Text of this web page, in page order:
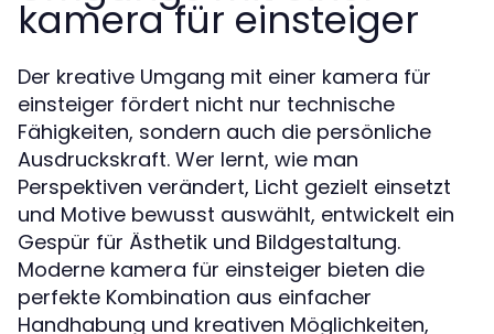
kamera für einsteiger
Der kreative Umgang mit einer kamera für
einsteiger fördert nicht nur technische
Fähigkeiten, sondern auch die persönliche
Ausdruckskraft. Wer lernt, wie man
Perspektiven verändert, Licht gezielt einsetzt
und Motive bewusst auswählt, entwickelt ein
Gespür für Ästhetik und Bildgestaltung.
Moderne kamera für einsteiger bieten die
perfekte Kombination aus einfacher
Handhabung und kreativen Möglichkeiten,